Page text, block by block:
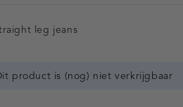
leg jeans
product is (nog) niet verkrijgbaar